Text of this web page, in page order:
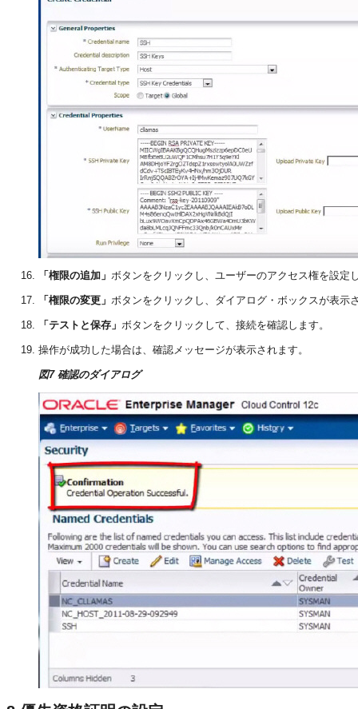
「権限の追加」 ボタンをクリックし、ユーザーのアクセス権を設定
「権限の変更」 ボタンをクリックし、ダイアログ・ボックスが表
「テストと保存」 ボタンをクリックして、接続を確認します。
操作が成功した場合は、確認メッセージが表示されます。
図7 確認のダイアログ